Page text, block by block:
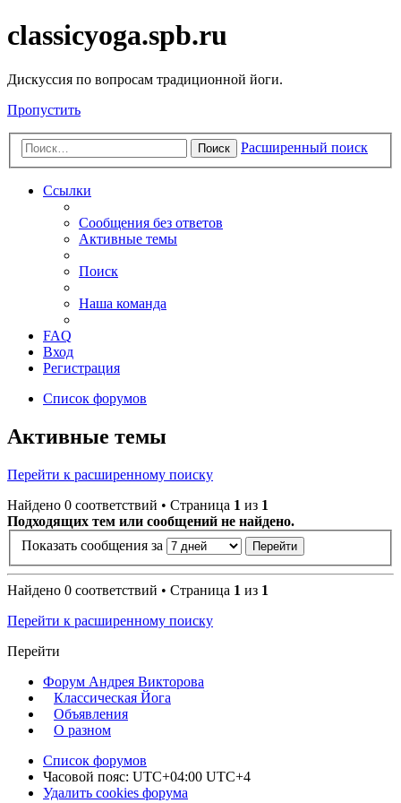
classicyoga.spb.ru
Дискуссия по вопросам традиционной йоги.
Пропустить
Поиск Расширенный поиск
Ссылки
Сообщения без ответов
Активные темы
Поиск
Наша команда
FAQ
Вход
Регистрация
Список форумов
Активные темы
Перейти к расширенному поиску
Найдено 0 соответствий • Страница 1 из 1
Подходящих тем или сообщений не найдено.
Показать сообщения за
Найдено 0 соответствий • Страница 1 из 1
Перейти к расширенному поиску
Перейти
Форум Андрея Викторова
Классическая Йога
Объявления
О разном
Список форумов
Часовой пояс: UTC+04:00 UTC+4
Удалить cookies форума